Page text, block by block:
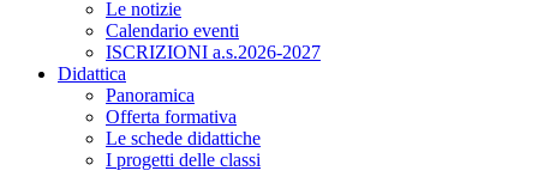
Le notizie
Calendario eventi
ISCRIZIONI a.s.2026-2027
Didattica
Panoramica
Offerta formativa
Le schede didattiche
I progetti delle classi